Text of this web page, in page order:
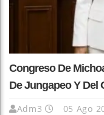
Congreso De
De Jungapeo Y Del
Adm3 05 Ago